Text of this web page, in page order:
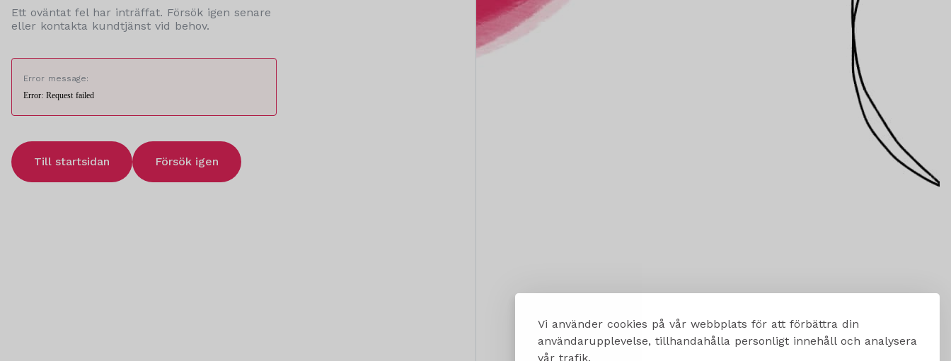
Vi använder cookies på vår webbplats för att förbättra din
användarupplevelse, tillhandahålla personligt innehåll och analysera
vår trafik.
Ett oväntat fel har inträffat. Försök igen senare
eller kontakta kundtjänst vid behov.
Error message:
Error: Request failed
Till startsidan Försök igen